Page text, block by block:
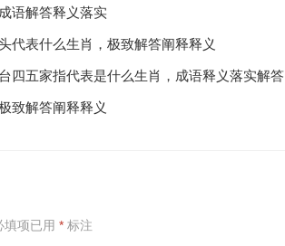
语解答释义落实
代表什么生肖，极致解答阐释释义
四五家指代表是什么生肖，成语释义落实解答
致解答阐释释义
填项已用 * 标注